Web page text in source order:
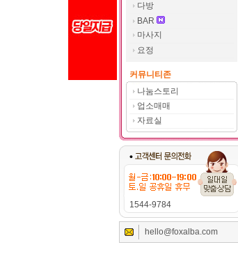
다방
BAR
마사지
요정
커뮤니티존
나눔스토리
업소매매
자료실
1544-9784
hello@foxalba.com